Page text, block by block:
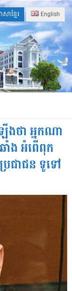
សាខ្មែរ English
ងថា អ្នកណា
ង អំពើពុក
រជាជន ទូទៅ